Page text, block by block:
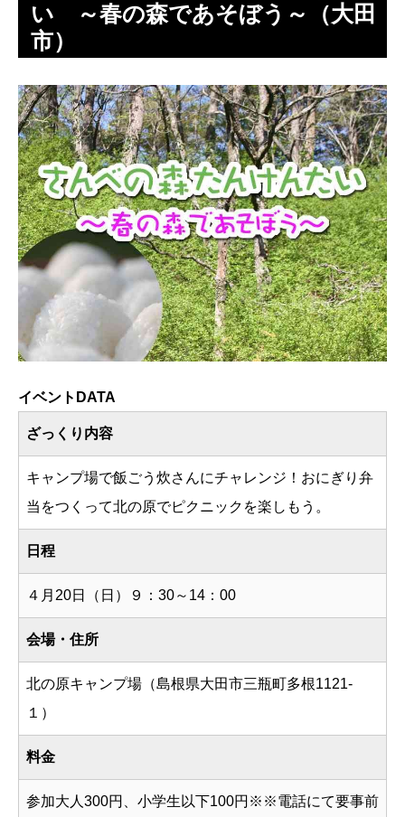
い ～春の森であそぼう～（大田
市）
イベントDATA
ざっくり内容
キャンプ場で飯ごう炊さんにチャレンジ！おにぎり弁
当をつくって北の原でピクニックを楽しもう。
日程
４月20日（日）９：30～14：00
会場・住所
北の原キャンプ場（島根県大田市三瓶町多根1121-
１）
料金
参加大人300円、小学生以下100円※※電話にて要事前